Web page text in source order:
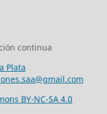
continua
Plata
BY-NC-SA 4.0